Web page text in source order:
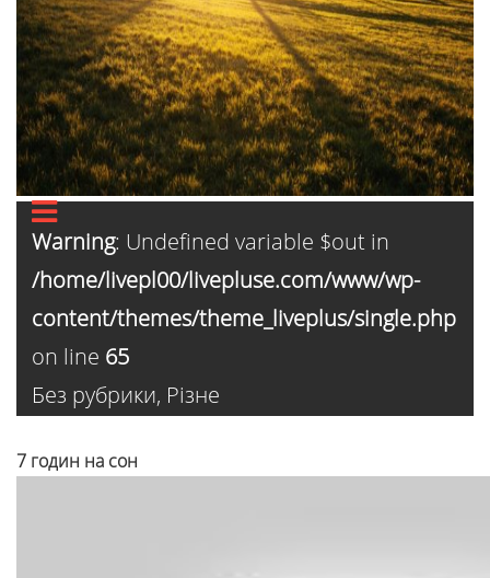
Warning: Undefined variable $out in
/home/livepl00/livepluse.com/www/wp-
content/themes/theme_liveplus/single.php
on line 65
Без рубрики, Різне
7 годин на сон